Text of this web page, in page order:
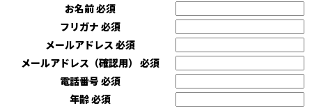
お名前必須
フリガナ 必須
メールアドレス 必須
メールアドレス（確認用） 必須
電話番号 必須
年齢必須